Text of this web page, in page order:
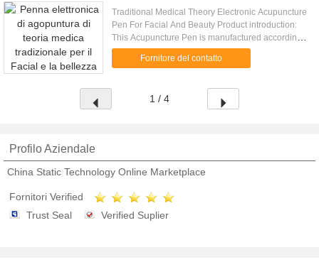
Traditional Medical Theory Electronic Acupuncture
Pen For Facial And Beauty Product introduction:
This Acupuncture Pen is manufactured according
to the Chinese Medicine Theory. I t has three types
of head: 1.​ ...Fornitore del contatto
1 / 4
Profilo Aziendale
China Static Technology Online Marketplace
Fornitori Verified
Trust Seal
Verified Suplier